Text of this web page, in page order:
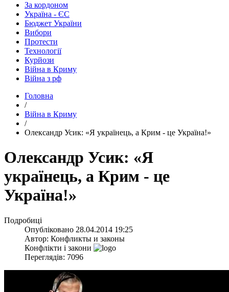
За кордоном
Україна - ЄС
Бюджет України
Вибори
Протести
Технології
Курйози
Війна в Криму
Війна з рф
Головна
/
Війна в Криму
/
Олександр Усик: «Я українець, а Крим - це Україна!»
Олександр Усик: «Я
українець, а Крим - це
Україна!»
Подробиці
Опубліковано 28.04.2014 19:25
Автор: Конфликты и законы
Конфлікти і закони
Переглядів: 7096